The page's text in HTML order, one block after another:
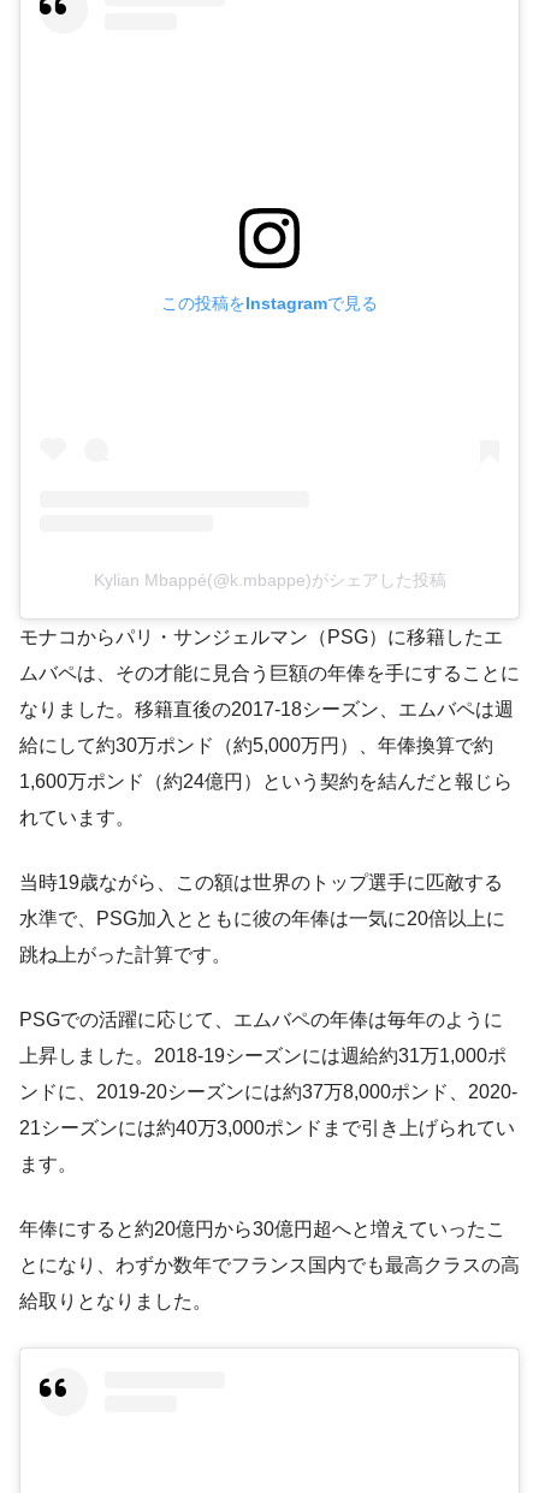
この投稿をInstagramで見る
Kylian Mbappé(@k.mbappe)がシェアした投稿
モナコからパリ・サンジェルマン（PSG）に移籍したエ
ムバペは、その才能に見合う巨額の年俸を手にすることに
なりました。移籍直後の2017-18シーズン、エムバペは週
給にして約30万ポンド（約5,000万円）、年俸換算で約
1,600万ポンド（約24億円）という契約を結んだと報じら
れています。
当時19歳ながら、この額は世界のトップ選手に匹敵する
水準で、PSG加入とともに彼の年俸は一気に20倍以上に
跳ね上がった計算です​。
PSGでの活躍に応じて、エムバペの年俸は毎年のように
上昇しました。2018-19シーズンには週給約31万1,000ポ
ンドに、2019-20シーズンには約37万8,000ポンド、2020-
21シーズンには約40万3,000ポンドまで引き上げられてい
ます​。
年俸にすると約20億円から30億円超へと増えていったこ
とになり、わずか数年でフランス国内でも最高クラスの高
給取りとなりました。